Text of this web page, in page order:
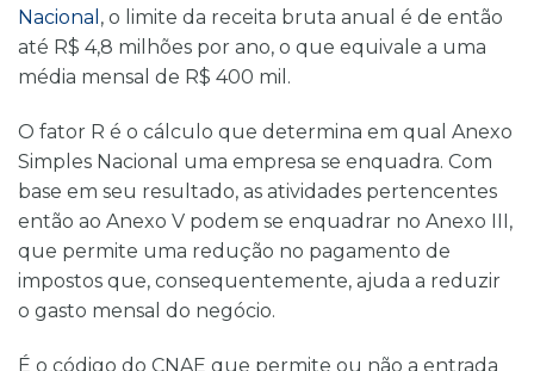
Nacional , o limite da receita bruta anual é de então
até R$ 4,8 milhões por ano, o que equivale a uma
média mensal de R$ 400 mil.
O fator R é o cálculo que determina em qual Anexo
Simples Nacional uma empresa se enquadra. Com
base em seu resultado, as atividades pertencentes
então ao Anexo V podem se enquadrar no Anexo III,
que permite uma redução no pagamento de
impostos que, consequentemente, ajuda a reduzir
o gasto mensal do negócio.
É o código do CNAE que permite ou não a entrada